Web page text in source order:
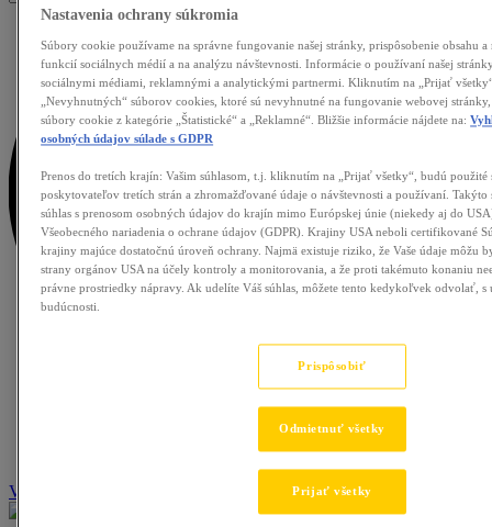
Voľné pozície
Nastavenia ochrany súkromia
Súbory cookie používame na správne fungovanie našej stránky, prispôsobenie obsahu
funkcií sociálnych médií a na analýzu návštevnosti. Informácie o používaní našej
sociálnymi médiami, reklamnými a analytickými partnermi. Kliknutím na „Prijať
„Nevyhnutných“ súborov cookies, ktoré sú nevyhnutné na fungovanie webovej
súbory cookie z kategórie „Štatistické“ a „Reklamné“. Bližšie informácie nájdete na:
osobných údajov súlade s GDPR
Prenos do tretích krajín: Vašim súhlasom, t.j. kliknutím na „Prijať všetky“, budú použité
poskytovateľov tretích strán a zhromažďované údaje o návštevnosti a používaní. Takýto
súhlas s prenosom osobných údajov do krajín mimo Európskej únie (niekedy aj do
Všeobecného nariadenia o ochrane údajov (GDPR). Krajiny USA neboli certifikované
krajiny majúce dostatočnú úroveň ochrany. Najmä existuje riziko, že Vaše údaje môžu
strany orgánov USA na účely kontroly a monitorovania, a že proti takémuto konaniu
právne prostriedky nápravy. Ak udelíte Váš súhlas, môžete tento kedykoľvek odvolať,
budúcnosti.
Prispôsobiť
Odmietnuť všetky
Prijať všetky